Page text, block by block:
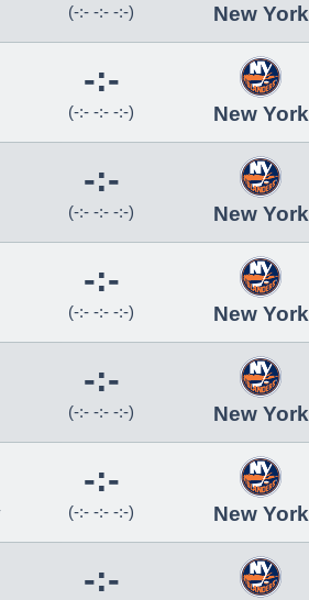
(-:- -:- -:-) New York
-:-
(-:- -:- -:-) New York
-:-
(-:- -:- -:-) New York
-:-
(-:- -:- -:-) New York
-:-
(-:- -:- -:-) New York
-:-
(-:- -:- -:-) New York
-:-